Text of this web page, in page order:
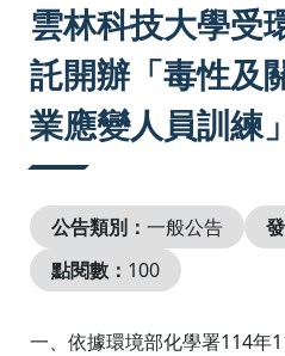
雲林科技大學受
託開辦「毒性及
業應變人員訓練」
公告類別： 一般公告
點閱數： 100
一、依據環境部化學署114年